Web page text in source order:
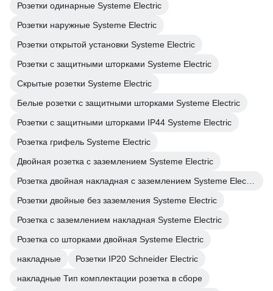
Розетки одинарные Systeme Electric
Розетки наружные Systeme Electric
Розетки открытой установки Systeme Electric
Розетки с защитными шторками Systeme Electric
Скрытые розетки Systeme Electric
Белые розетки с защитными шторками Systeme Electric
Розетки с защитными шторками IP44 Systeme Electric
Розетка грифель Systeme Electric
Двойная розетка с заземлением Systeme Electric
Розетки двойные без заземления Systeme Electric
Розетка с заземлением накладная Systeme Electric
Розетка со шторками двойная Systeme Electric
накладные
Розетки IP20 Schneider Electric
накладные Тип комплектации розетка в сборе